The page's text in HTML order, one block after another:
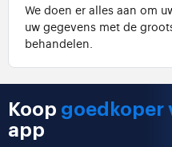
We doen er alles aan om
uw gegevens met de
behandelen.
Koop goedkoper
app